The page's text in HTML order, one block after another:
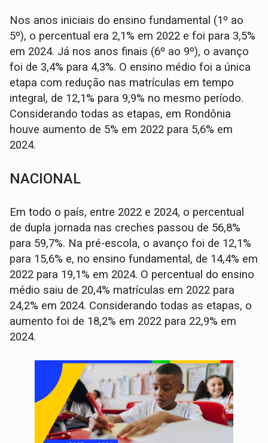
Nos anos iniciais do ensino fundamental (1º ao
5º), o percentual era 2,1% em 2022 e foi para 3,5%
em 2024. Já nos anos finais (6º ao 9º), o avanço
foi de 3,4% para 4,3%. O ensino médio foi a única
etapa com redução nas matrículas em tempo
integral, de 12,1% para 9,9% no mesmo período.
Considerando todas as etapas, em Rondônia
houve aumento de 5% em 2022 para 5,6% em
2024.
NACIONAL
Em todo o país, entre 2022 e 2024, o percentual
de dupla jornada nas creches passou de 56,8%
para 59,7%. Na pré-escola, o avanço foi de 12,1%
para 15,6% e, no ensino fundamental, de 14,4% em
2022 para 19,1% em 2024. O percentual do ensino
médio saiu de 20,4% matrículas em 2022 para
24,2% em 2024. Considerando todas as etapas, o
aumento foi de 18,2% em 2022 para 22,9% em
2024.